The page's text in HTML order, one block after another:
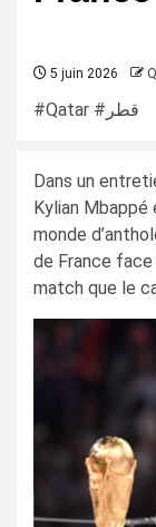
5 juin 2026
#Qatar #قطر
Dans un
Kylian Mbappé
monde
de France face
match que le